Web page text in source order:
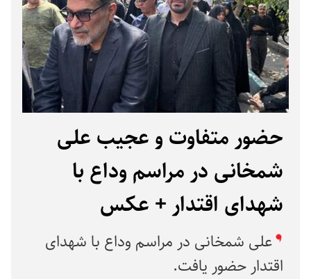
حضور متفاوت و عجیب علی
شمخانی در مراسم وداع با
شهدای اقتدار + عکس
علی شمخانی در مراسم وداع با شهدای
اقتدار حضور یافت.